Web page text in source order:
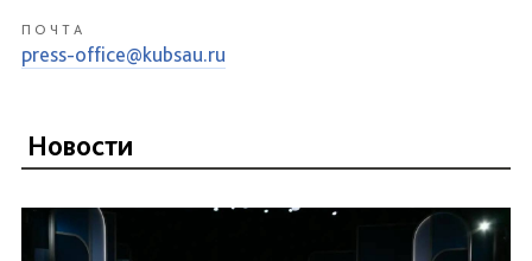
ПОЧТА
press-office@kubsau.ru
Новости